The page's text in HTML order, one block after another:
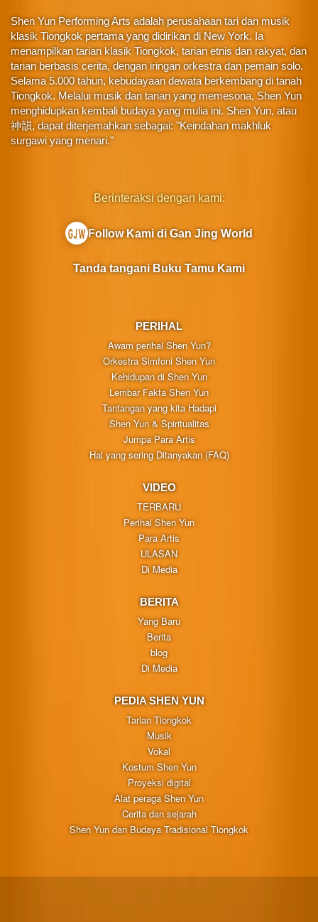
Shen Yun Performing Arts adalah perusahaan tari dan musik
klasik Tiongkok pertama yang didirikan di New York. Ia
menampilkan tarian klasik Tiongkok, tarian etnis dan rakyat, dan
tarian berbasis cerita, dengan iringan orkestra dan pemain solo.
Selama 5.000 tahun, kebudayaan dewata berkembang di tanah
Tiongkok. Melalui musik dan tarian yang memesona, Shen Yun
menghidupkan kembali budaya yang mulia ini. Shen Yun, atau
神韻, dapat diterjemahkan sebagai: "Keindahan makhluk
surgawi yang menari."
PERIHAL
Awam perihal Shen Yun?
Orkestra Simfoni Shen Yun
Kehidupan di Shen Yun
Lembar Fakta Shen Yun
Tantangan yang kita Hadapi
Shen Yun & Spiritualitas
Jumpa Para Artis
Hal yang sering Ditanyakan (FAQ)
VIDEO
TERBARU
Perihal Shen Yun
Para Artis
ULASAN
Di Media
BERITA
Yang Baru
Berita
blog
Di Media
PEDIA SHEN YUN
Tarian Tiongkok
Musik
Vokal
Kostum Shen Yun
Proyeksi digital
Alat peraga Shen Yun
Cerita dan sejarah
Shen Yun dan Budaya Tradisional Tiongkok
Berinteraksi dengan kami:
Follow Kami di Gan Jing World
Tanda tangani Buku Tamu Kami